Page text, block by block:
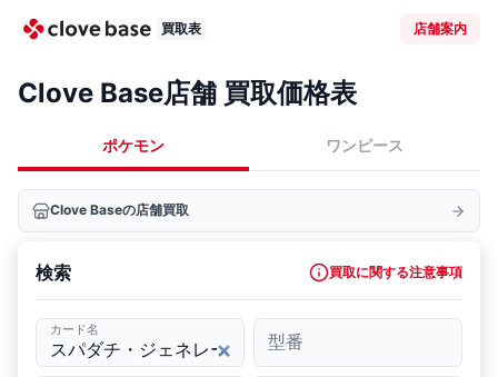
買取表 店舗案内
Clove Base店舗 買取価格表
ポケモン ワンピース
Clove Baseの店舗買取
検索 買取に関する注意事項
カード名
型番